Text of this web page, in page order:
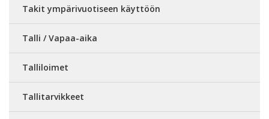
Takit ympärivuotiseen käyttöön
Talli / Vapaa-aika
Talliloimet
Tallitarvikkeet